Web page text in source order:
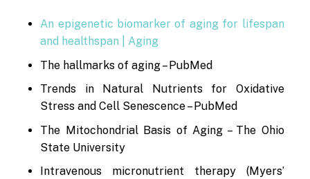
An epigenetic biomarker of aging for lifespan
and healthspan | Aging
The hallmarks of aging – PubMed
Trends in Natural Nutrients for Oxidative
Stress and Cell Senescence – PubMed
The Mitochondrial Basis of Aging – The Ohio
State University
Intravenous micronutrient therapy (Myers’